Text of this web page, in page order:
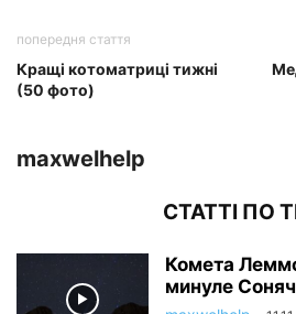
попередня стаття
Кращі котоматриці тижні
(50 фото)
maxwelhelp
СТАТТІ ПО
Комета
минуле